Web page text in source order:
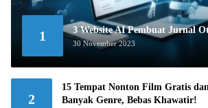
1 3 Website AI Pembuat Jurnal
30 November 2023
2
15 Tempat Nonton Film Gratis
Banyak Genre, Bebas Khawatir!